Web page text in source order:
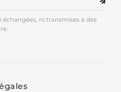
ni transmises à des